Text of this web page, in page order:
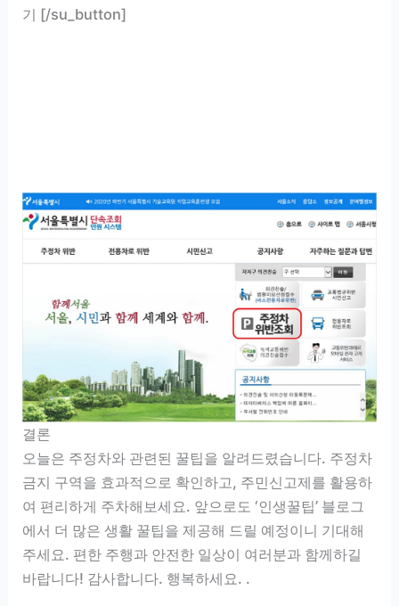
기 [/su_button]
결론
오늘은 주정차와 관련된 꿀팁을 알려드렸습니다. 주정차
금지 구역을 효과적으로 확인하고, 주민신고제를 활용하
여 편리하게 주차해보세요. 앞으로도 ‘인생꿀팁’ 블로그
에서 더 많은 생활 꿀팁을 제공해 드릴 예정이니 기대해
주세요. 편한 주행과 안전한 일상이 여러분과 함께하길
바랍니다! 감사합니다. 행복하세요. .